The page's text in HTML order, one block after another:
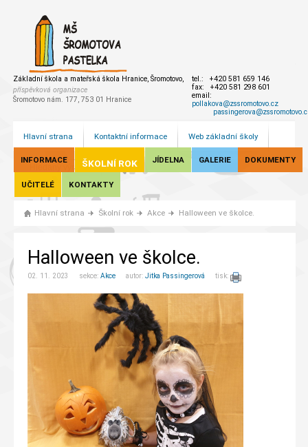
Základní škola a mateřská škola Hranice, Šromotovo,
příspěvková organizace
Šromotovo nám. 177, 753 01 Hranice
tel.: +420 581 659 146
fax: +420 581 298 601
email:
pollakova@zssromotovo.cz
Hlavní strana Kontaktní informace Web základní školy
INFORMACE ŠKOLNÍ ROK JÍDELNA GALERIE DOKUMENTY
UČITELÉ KONTAKTY
Hlavní strana Školní rok Akce Halloween ve školce.
Halloween ve školce.
02. 11. 2023 sekce: Akce autor: Jitka Passingerová tisk: